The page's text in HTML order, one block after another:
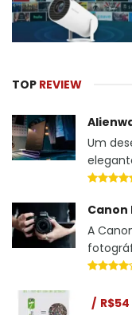
TOP REVIEW
Um
Canon
A
R$54